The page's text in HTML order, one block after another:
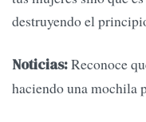
destruyendo el
Noticias:Reconoce
haciendo una mochila